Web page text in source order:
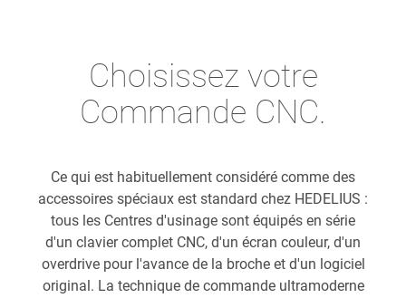
Choisissez votre
Commande CNC.
Ce qui est habituellement considéré comme des
accessoires spéciaux est standard chez HEDELIUS :
tous les Centres d'usinage sont équipés en série
d'un clavier complet CNC, d'un écran couleur, d'un
overdrive pour l'avance de la broche et d'un logiciel
original. La technique de commande ultramoderne